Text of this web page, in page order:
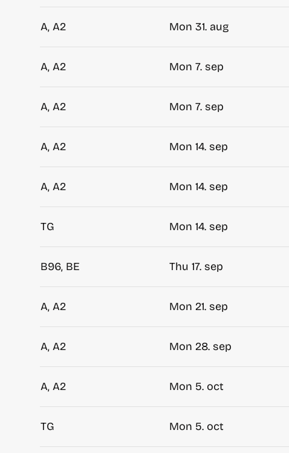
A, A2 Mon 31. aug
A, A2 Mon 7. sep
A, A2 Mon 7. sep
A, A2 Mon 14. sep
A, A2 Mon 14. sep
TG Mon 14. sep
B96, BE Thu 17. sep
A, A2 Mon 21. sep
A, A2 Mon 28. sep
A, A2 Mon 5. oct
TG Mon 5. oct